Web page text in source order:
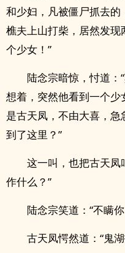
和‌少‌‌‎妇‍​‎，凡被僵尸抓去
樵夫上山打柴，居然发
个少女！”
陆念宗暗惊，忖道：
想着，突然他看到一个
是古天凤，不由大喜，
到了这里？”
这一叫，也把古天凤
作什么？”
陆念宗笑道：“不瞒
古天凤愕然道：“鬼